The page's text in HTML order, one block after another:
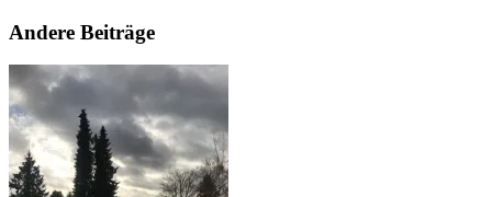
Andere Beiträge